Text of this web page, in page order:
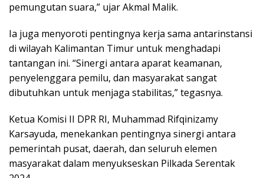
pemungutan suara,” ujar Akmal Malik.
Ia juga menyoroti pentingnya kerja sama antarinstansi
di wilayah Kalimantan Timur untuk menghadapi
tantangan ini. “Sinergi antara aparat keamanan,
penyelenggara pemilu, dan masyarakat sangat
dibutuhkan untuk menjaga stabilitas,” tegasnya.
Ketua Komisi II DPR RI, Muhammad Rifqinizamy
Karsayuda, menekankan pentingnya sinergi antara
pemerintah pusat, daerah, dan seluruh elemen
masyarakat dalam menyukseskan Pilkada Serentak